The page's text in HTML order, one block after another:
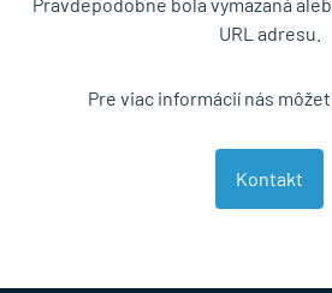
URL adresu.
Pre viac informácií nás
Kontakt